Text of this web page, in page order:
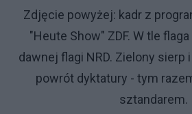
Zdjęcie powyżej: kadr z
"Heute Show" ZDF. W tle
dawnej flagi NRD. Zielony sierp
powrót dyktatury - tym
sztandarem.